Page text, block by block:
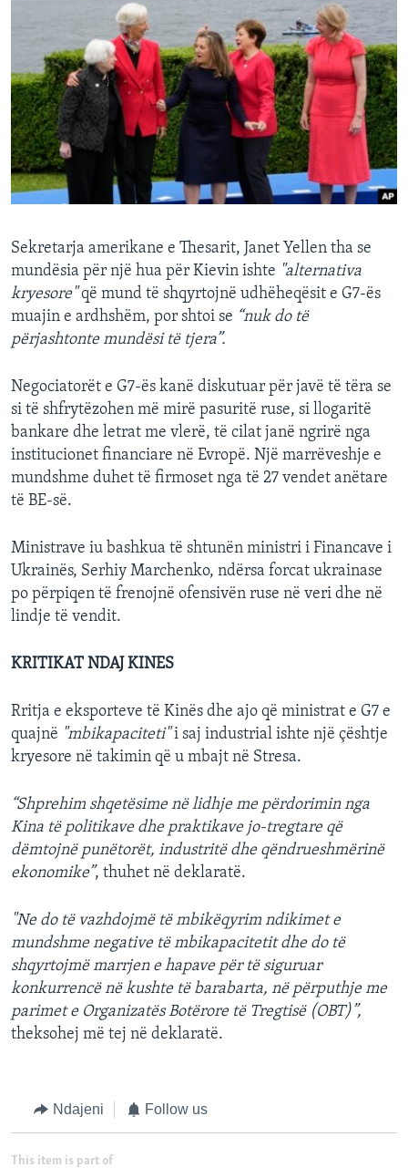
Sekretarja amerikane e Thesarit, Janet Yellen tha se
mundësia për një hua për Kievin ishte "alternativa
kryesore"që mund të shqyrtojnë udhëheqësit e G7-ës
muajin e ardhshëm, por shtoi se “nuk do të
përjashtonte mundësi të tjera”.
Negociatorët e G7-ës kanë diskutuar për javë të tëra se
si të shfrytëzohen më mirë pasuritë ruse, si llogaritë
bankare dhe letrat me vlerë, të cilat janë ngrirë nga
institucionet financiare në Evropë. Një marrëveshje e
mundshme duhet të firmoset nga të 27 vendet anëtare
të BE-së.
Ministrave iu bashkua të shtunën ministri i Financave i
Ukrainës, Serhiy Marchenko, ndërsa forcat ukrainase
po përpiqen të frenojnë ofensivën ruse në veri dhe në
lindje të vendit.
KRITIKAT NDAJ KINES
Rritja e eksporteve të Kinës dhe ajo që ministrat e G7 e
quajnë "mbikapaciteti"i saj industrial ishte një çështje
kryesore në takimin që u mbajt në Stresa.
“Shprehim shqetësime në lidhje me përdorimin nga
Kina të politikave dhe praktikave jo-tregtare që
dëmtojnë punëtorët, industritë dhe qëndrueshmërinë
ekonomike”, thuhet në deklaratë.
"Ne do të vazhdojmë të mbikëqyrim ndikimet e
mundshme negative të mbikapacitetit dhe do të
shqyrtojmë marrjen e hapave për të siguruar
konkurrencë në kushte të barabarta, në përputhje me
parimet e Organizatës Botërore të Tregtisë (OBT)”,
theksohej më tej në deklaratë.
Ndajeni Follow us
This item is part of